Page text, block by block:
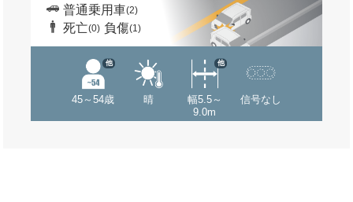
普通乗用車(2)
死亡(0) 負傷(1)
45～54歳
他
晴
幅5.5～
9.0m
他
信号なし